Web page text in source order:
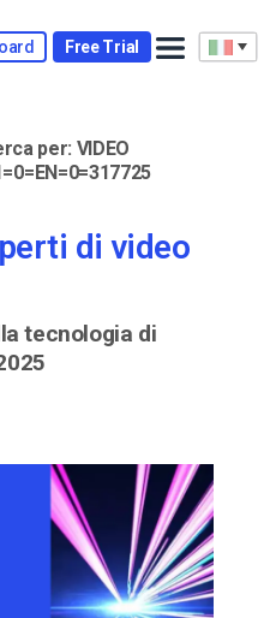
Free Trial
per: VIDEO
di video
tecnologia di